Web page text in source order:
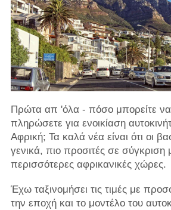
Πρώτα απ 'όλα - πόσο μπορείτε να
πληρώσετε για ενοικίαση
Αφρική; Τα καλά νέα είναι ότι οι
γενικά, πιο προσιτές σε σύγκριση
περισσότερες αφρικανικές χώρες.
Έχω ταξινομήσει τις τιμές με
την εποχή και το μοντέλο του